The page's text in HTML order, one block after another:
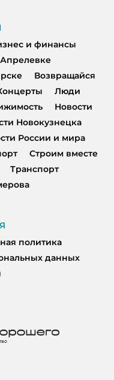
и финансы
Возвращайся
Люди
Новости
Новокузнецка
России и мира
Строим вместе
Транспорт
политика
данных